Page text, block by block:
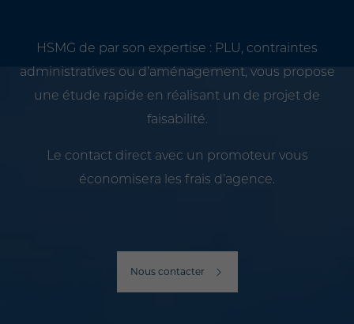
HSMG de par son expertise : PLU, contraintes
administratives ou d’aménagement, vous propose
une étude rapide en réalisant un de projet de
faisabilité.
Le contact direct avec un promoteur vous
économisera les frais d’agence.
Nous contacter